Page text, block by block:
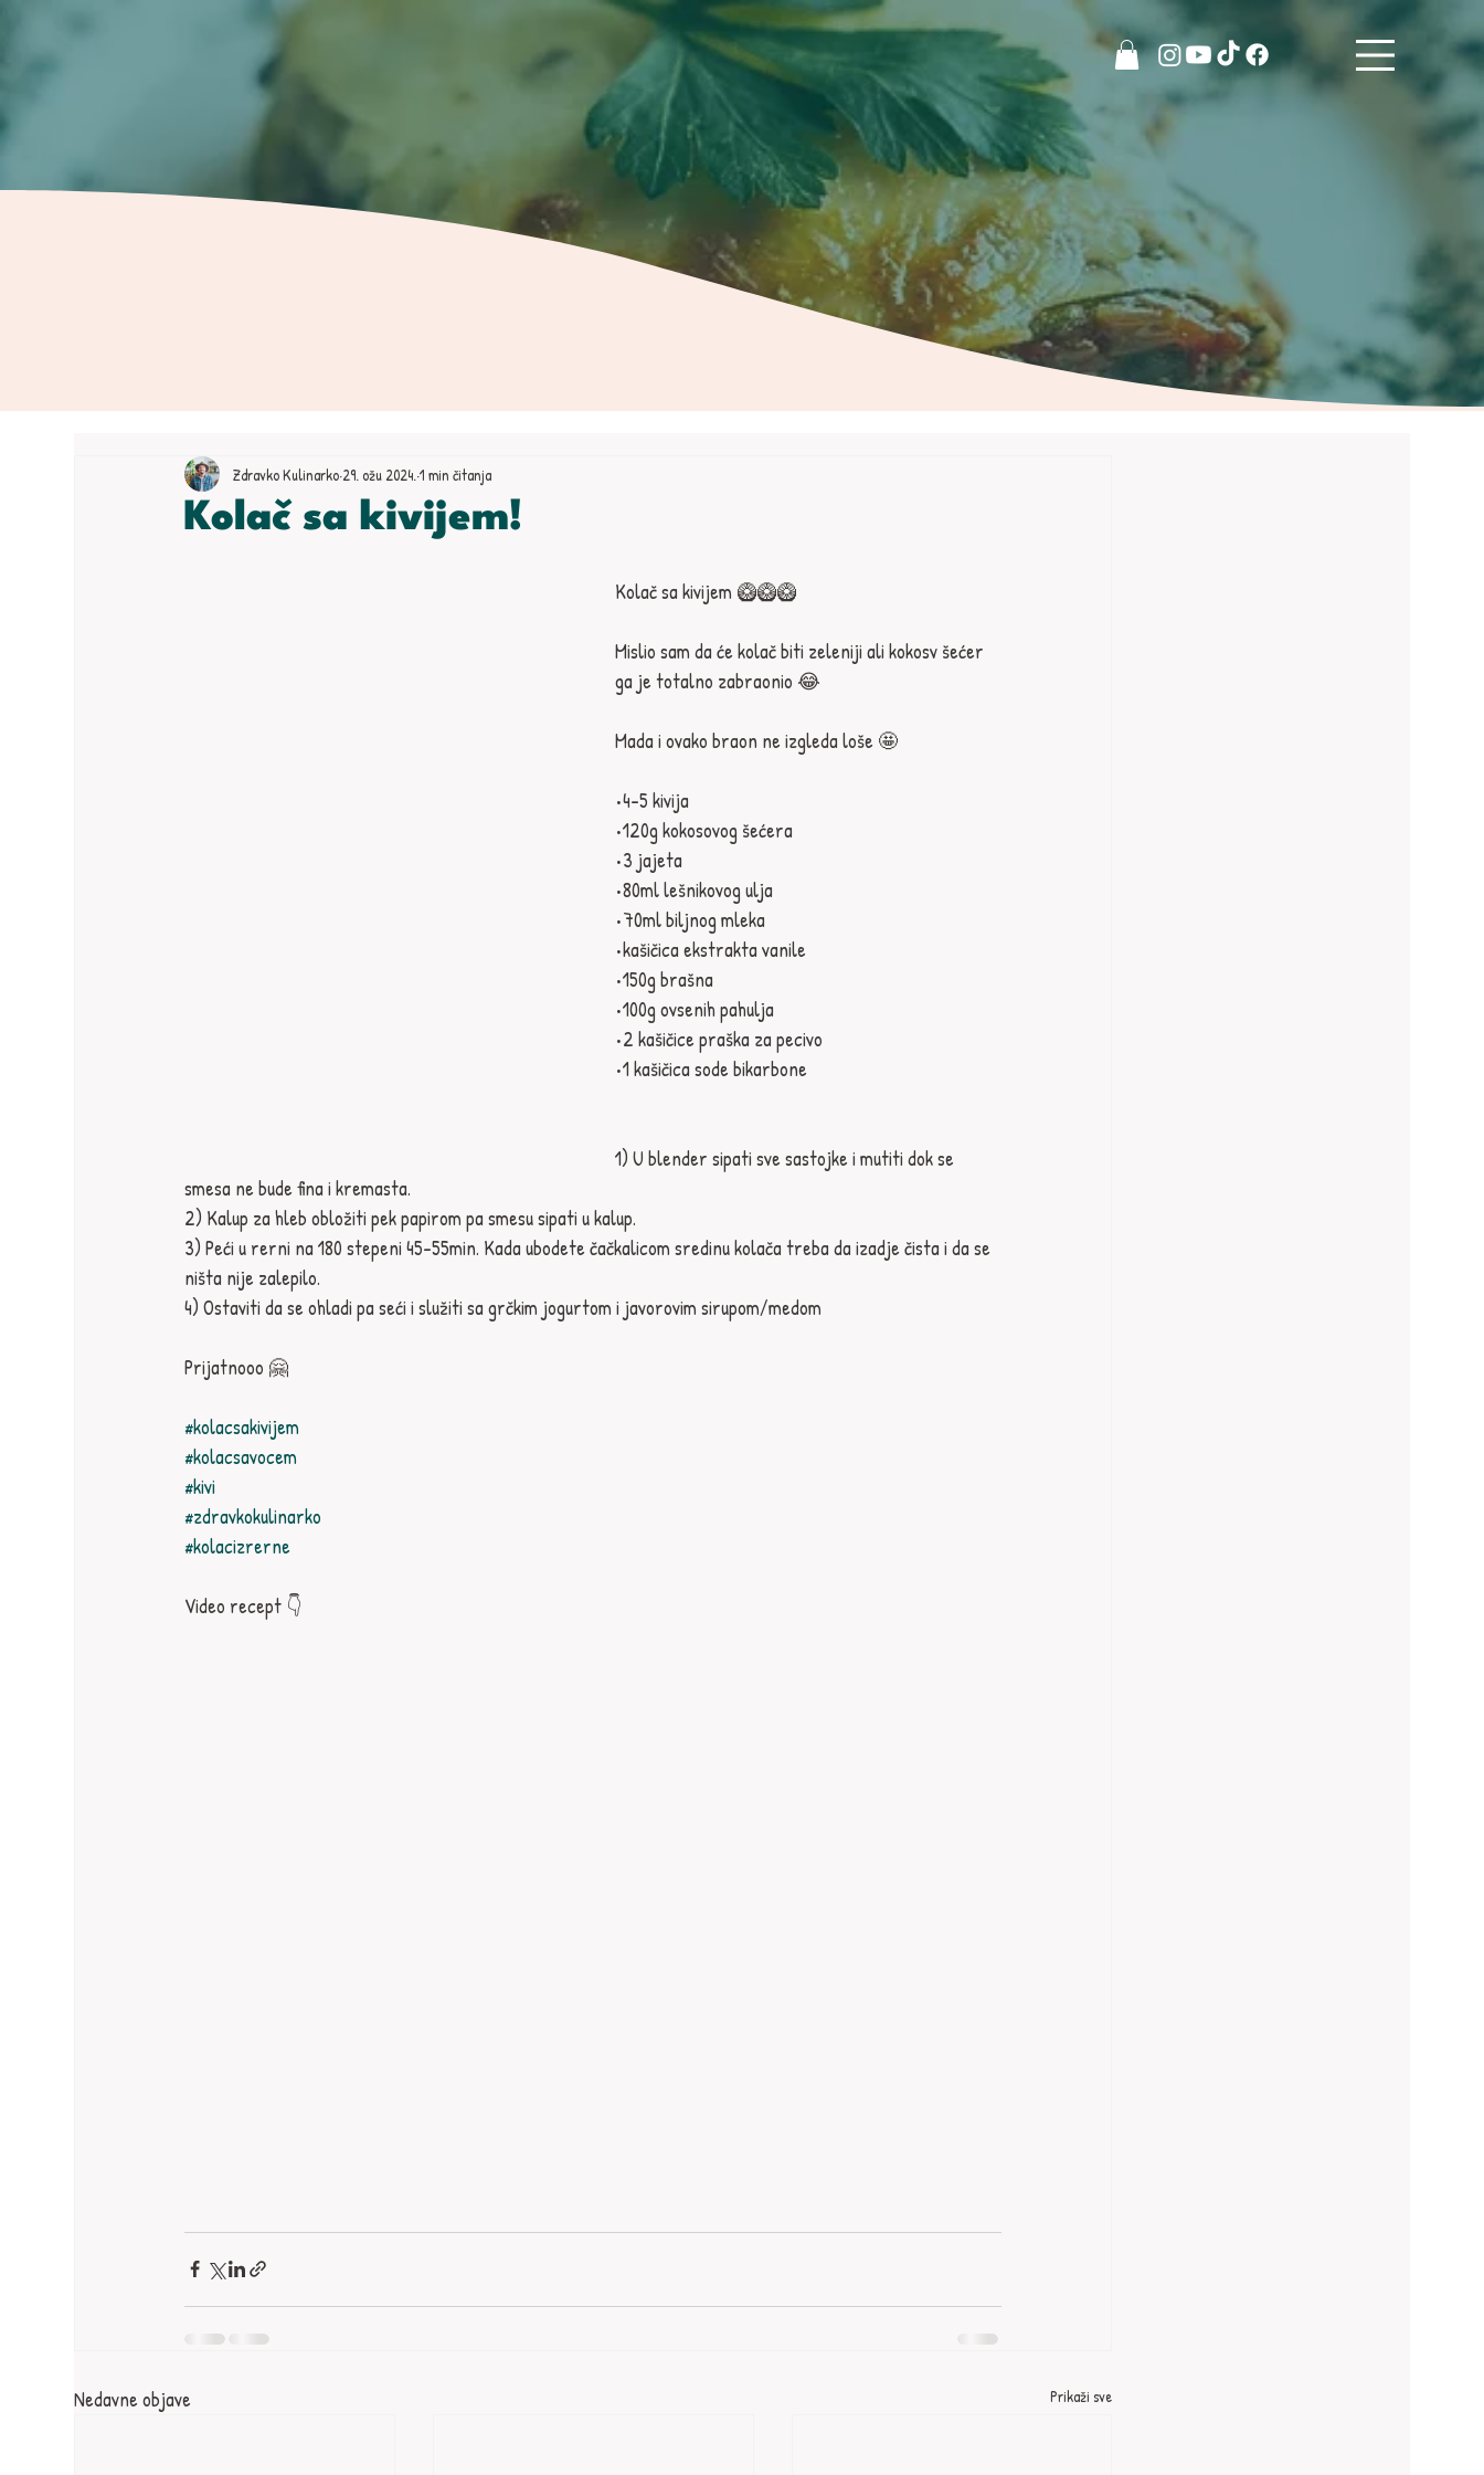
Kolač sa kivijem!
Zdravko Kulinarko 29. ožu 2024.1 min čitanja
Kolač sa kivijem 🥝🥝🥝
Mislio sam da će kolač biti zeleniji ali kokosv šećer
ga je totalno zabraonio 😂
Mada i ovako braon ne izgleda loše 🤩
•4-5 kivija
•120g kokosovog šećera
•3 jajeta
•80ml lešnikovog ulja
•70ml biljnog mleka
•kašičica ekstrakta vanile
•150g brašna
•100g ovsenih pahulja
•2 kašičice praška za pecivo
•1 kašičica sode bikarbone
1) U blender sipati sve sastojke i mutiti dok se
smesa ne bude fina i kremasta.
2) Kalup za hleb obložiti pek papirom pa smesu sipati u kalup.
3) Peći u rerni na 180 stepeni 45-55min. Kada ubodete čačkalicom sredinu kolača treba da izadje čista i da se
ništa nije zalepilo.
4) Ostaviti da se ohladi pa seći i služiti sa grčkim jogurtom i javorovim sirupom/medom
Prijatnooo 🤗
#kolacsakivijem
#kolacsavocem
#kivi
#zdravkokulinarko
#kolacizrerne
Video recept 👇
Nedavne objave Prikaži sve